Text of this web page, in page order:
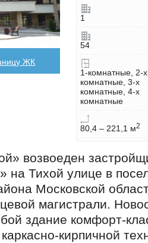
ЖК
1
54
1-комнатные, 2-х
комнатные, 3-х
комнатные, 4-х
комнатные
80,4 – 221,1 м2
возвоеден
на Тихой улице в
Московской
магистрали.
здание комфорт-
кирпичной